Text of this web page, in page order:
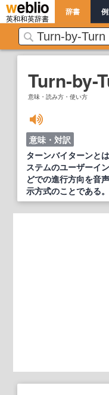
英和和英辞書
辞書
Turn-by-
意味・読み方・使い方
意味・対訳
ターンバイターンと
ステムのユーザーイ
どでの進行方向を音
示方式のことである。